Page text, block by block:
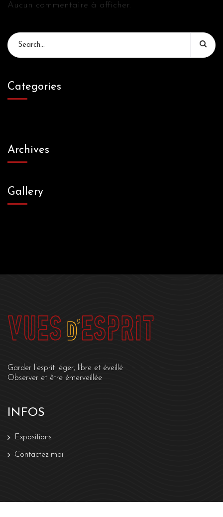
Aucun commentaire à afficher.
Categories
Archives
Gallery
Garder l’esprit léger, libre et éveillé
Observer et être émerveillée
INFOS
Expositions
Contactez-moi